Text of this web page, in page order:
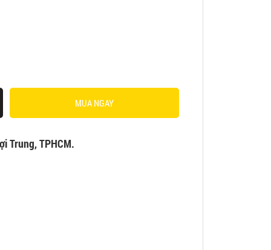
MUA NGAY
Trung, TPHCM.